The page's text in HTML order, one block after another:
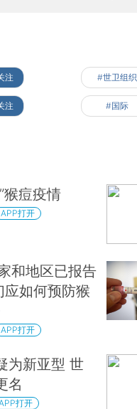
注 #世卫组织
注 #国际
猴痘疫情
APP打开
和地区已报告
如何预防猴
APP打开
为新亚型 世
名
打开